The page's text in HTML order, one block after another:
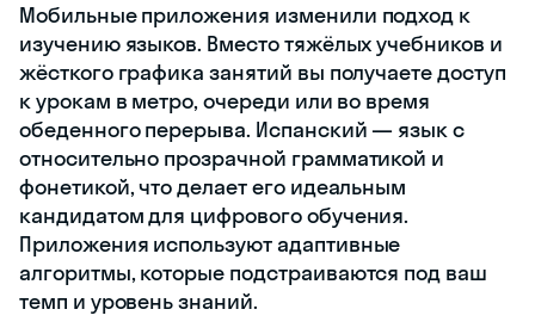
Мобильные приложения изменили подход к
изучению языков. Вместо тяжёлых учебников и
жёсткого графика занятий вы получаете доступ
к урокам в метро, очереди или во время
обеденного перерыва. Испанский — язык с
относительно прозрачной грамматикой и
фонетикой, что делает его идеальным
кандидатом для цифрового обучения.
Приложения используют адаптивные
алгоритмы, которые подстраиваются под ваш
темп и уровень знаний.